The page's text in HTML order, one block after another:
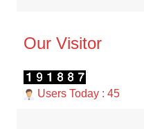
Our Visitor
Users Today : 45